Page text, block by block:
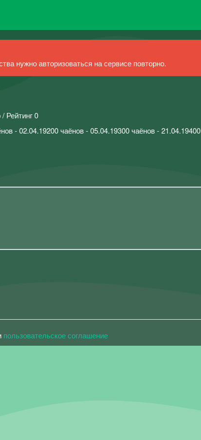
нужно авторизоваться на сервисе повторно.
Рейтинг 0
- 02.04.19200 чаёнов - 05.04.19300 чаёнов - 21.04.19400
пользовательское соглашение